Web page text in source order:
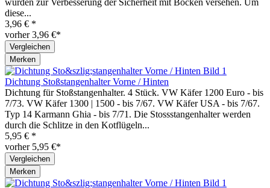
wurden zur Verbesserung der Sicherheit mit Böcken versehen. Um
diese...
3,96 € *
vorher 3,96 €*
Vergleichen
Merken
Dichtung Stoßstangenhalter Vorne / Hinten
Dichtung für Stoßstangenhalter. 4 Stück. VW Käfer 1200 Euro - bis
7/73. VW Käfer 1300 | 1500 - bis 7/67. VW Käfer USA - bis 7/67.
Typ 14 Karmann Ghia - bis 7/71. Die Stossstangenhalter werden
durch die Schlitze in den Kotflügeln...
5,95 € *
vorher 5,95 €*
Vergleichen
Merken